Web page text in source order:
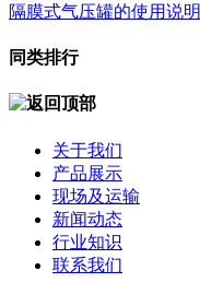
隔膜式气压罐的使用说明
同类排行
关于我们
产品展示
现场及运输
新闻动态
行业知识
联系我们